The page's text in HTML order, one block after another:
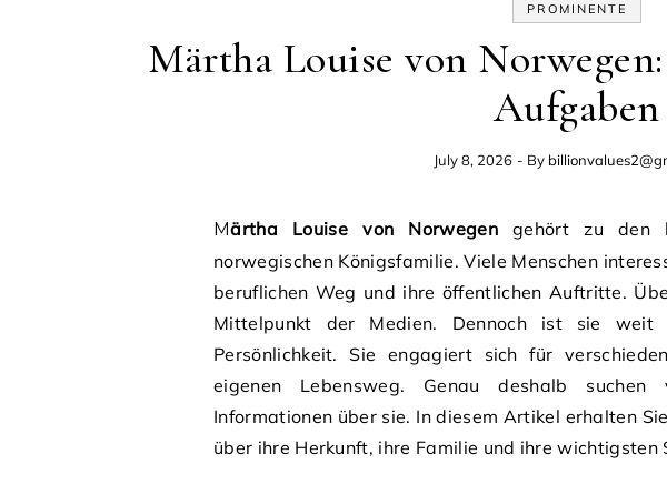
PROMINENTE
Märtha Louise von
Aufgaben
July 8, 2026 - By
Märtha Louise von Norwegengehört zu den
norwegischen Königsfamilie. Viele Menschen
beruflichen Weg und ihre öffentlichen Auftritte.
Mittelpunkt der Medien. Dennoch ist sie
Persönlichkeit. Sie engagiert sich für
eigenen Lebensweg. Genau deshalb
Informationen über sie. In diesem Artikel erhalten
über ihre Herkunft, ihre Familie und ihre wichtigsten